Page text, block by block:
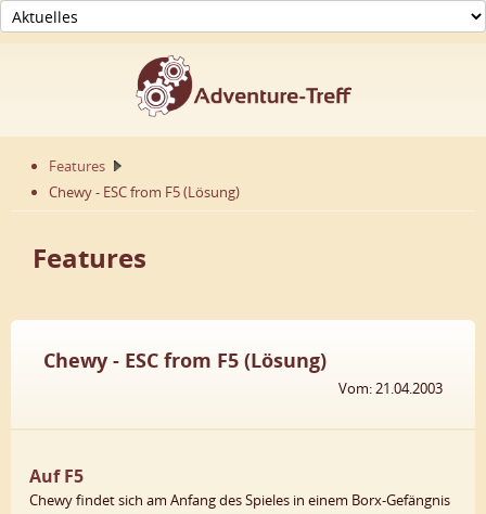
Features
Chewy - ESC from F5 (Lösung)
Features
Chewy - ESC from F5 (Lösung)
Vom: 21.04.2003
Auf F5
Chewy findet sich am Anfang des Spieles in einem Borx-Gefängnis